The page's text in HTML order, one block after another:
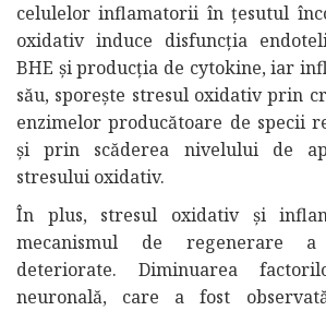
celulelor inflamatorii în țesutul
oxidativ induce disfuncția
BHE și producția de cytokine, iar
său, sporește stresul oxidativ prin
enzimelor producătoare de specii
și prin scăderea nivelului de
stresului oxidativ.
În plus, stresul oxidativ și
mecanismul de regenerare
deteriorate. Diminuarea
neuronală, care a fost